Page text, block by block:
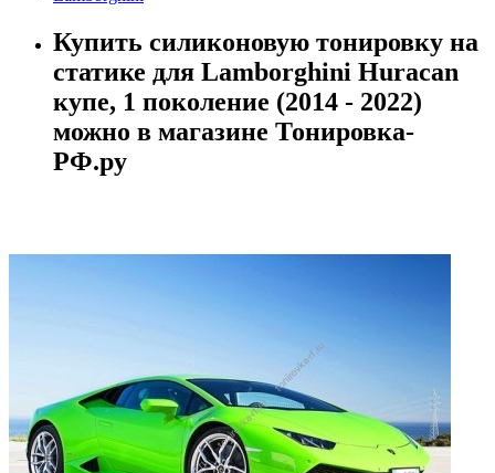
Купить силиконовую тонировку на
статике для Lamborghini Huracan
купе, 1 поколение (2014 - 2022)
можно в магазине Тонировка-
РФ.ру